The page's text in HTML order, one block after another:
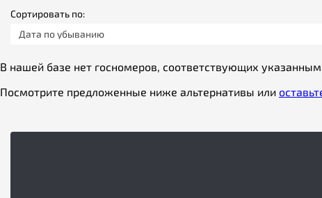
Сортировать по:
Дата по убыванию
В нашей базе нет госномеров, соответствующих
Посмотрите предложенные ниже альтернативы или